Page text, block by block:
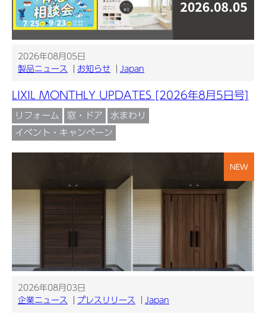
2026年08月05日
製品ニュース
お知らせ Japan
LIXIL MONTHLY UPDATES [2026年8月5日号]
リフォーム 窓・ドア
水まわり
イベント・キャンペーン
NEW
2026年08月03日
企業ニュース
プレスリリース Japan